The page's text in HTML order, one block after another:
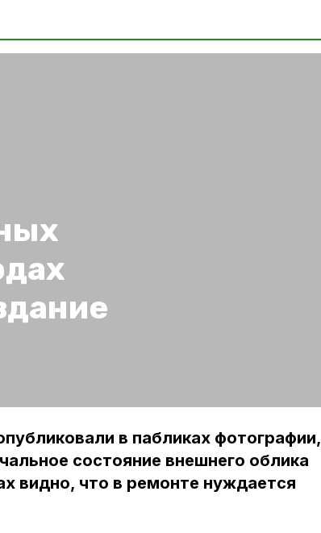
в пабликах фотографии,
состояние внешнего облика
видно, что в ремонте нуждается